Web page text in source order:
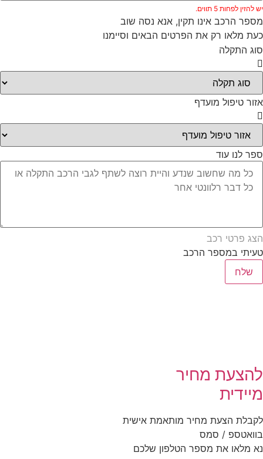
יש להזין לפחות 5 תווים.
מספר הרכב אינו תקין, אנא נסה שוב
כעת מלאו רק את הפרטים הבאים וסיימנו
סוג התקלה
אזור טיפול מועדף
ספר לנו עוד
הצג פרטי רכב
טעיתי במספר הרכב
שלח
להצעת מחיר
מיידית
לקבלת הצעת מחיר מותאמת אישית
בוואטספ / סמס
נא מלאו את מספר הטלפון שלכם